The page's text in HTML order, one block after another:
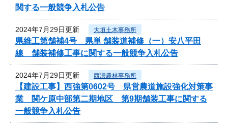
関する一般競争入札公告
2024年7月29日更新 大垣土木事務所
県維工第舗補4号 県単 舗装道補修（一）安八平田
線 舗装補修工事に関する一般競争入札公告
2024年7月29日更新 西濃農林事務所
【建設工事】西強第0602号 県営農道施設強化対策事
業 関ケ原中部第二期地区 第9期舗装工事に関する
一般競争入札公告